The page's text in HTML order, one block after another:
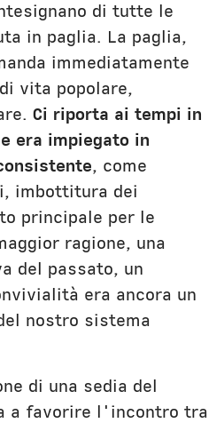
di tutte le
in paglia. La paglia,
immediatamente
vita popolare,
Ci riporta ai tempi in
era impiegato in
, come
imbottitura dei
principale per le
ragione, una
del passato, un
era ancora un
nostro sistema
di una sedia del
a favorire l'incontro tra